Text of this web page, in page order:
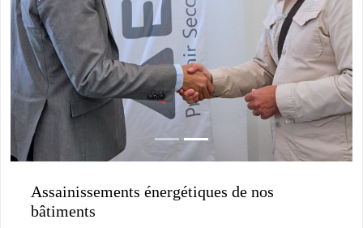
Assainissements énergétiques de nos
bâtiments